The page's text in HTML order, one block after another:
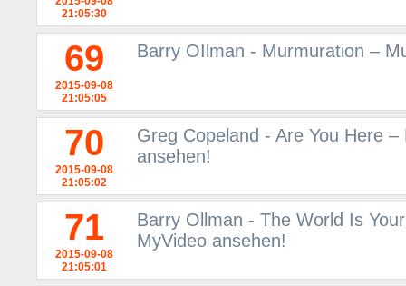
21:05:30
69
2015-09-08
21:05:05
Barry OIlman - Murmuration –
70
2015-09-08
21:05:02
Greg Copeland - Are You Here
ansehen!
71
2015-09-08
21:05:01
Barry Ollman - The World Is
MyVideo ansehen!